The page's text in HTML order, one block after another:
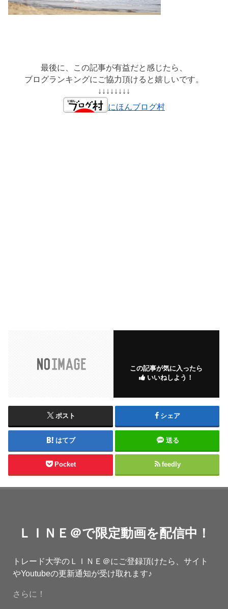
最後に、この記事が有益だと感じたら、
ブログランキングにご協力頂けると嬉しいです。
↓↓↓↓↓↓↓↓
にほんブログ村
この記事が気に入ったら
いいねしよう！
ポスト シェア
はてブ 送る
Pocket feedly
ＬＩＮＥ＠で限定動画を配信中！
トレード大学のＬＩＮＥ＠にご登録頂けたら、サイト
やYoutubeの更新通知が受け取れます♪
さらに！